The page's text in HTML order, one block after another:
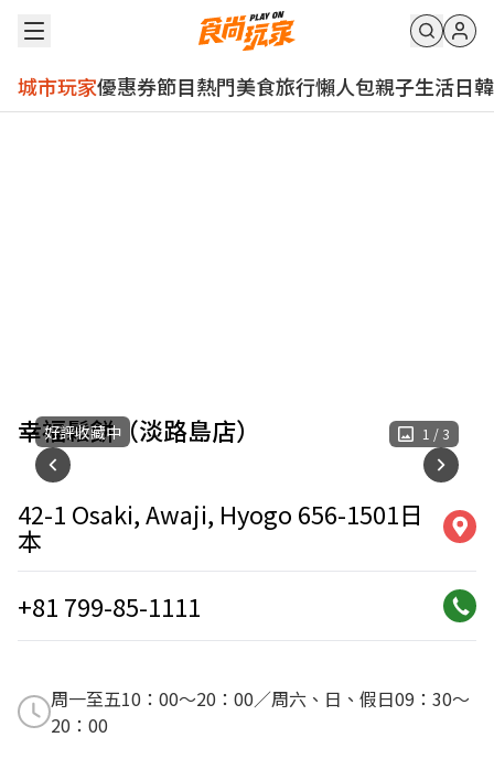
城市玩家優惠券節目熱門美食旅行懶人包親子生活日韓
幸福鬆餅（淡路島店） 1 / 3
好評收藏中
42-1 Osaki, Awaji, Hyogo 656-1501日
本
+81 799-85-1111
周一至五10：00～20：00／周六、日、假日09：30～
20：00